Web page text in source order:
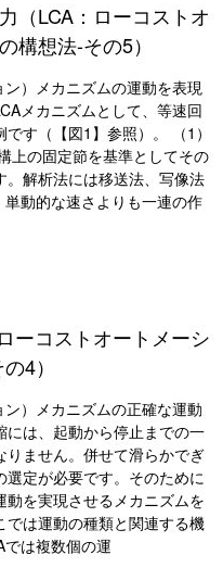
（LCA：ローコストオ
構想法-その5）
）メカニズムの運動を表現
メカニズムとして、等速回
す（【図1】参照）。 （1）
の固定節を基準としてその
解析法には移送法、写像法
動的な速さよりも一連の作
ーコストオートメーシ
4）
）メカニズムの正確な運動
は、起動から停止までの一
ません。併せて滑らかでぎ
定が必要です。そのために
を実現させるメカニズムを
は運動の種類と関連する機
は複数個の運